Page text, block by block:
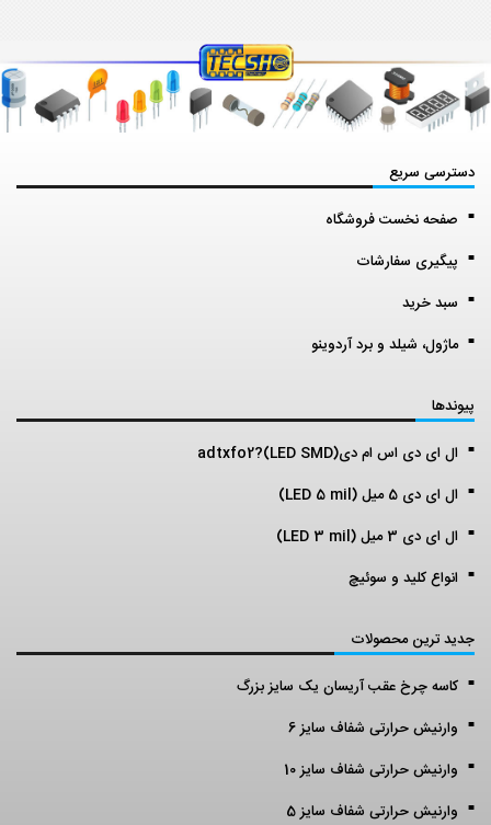
دسترسی سریع
صفحه نخست فروشگاه
پیگیری سفارشات
سبد خرید
ماژول، شیلد و برد آردوینو
پیوندها
ال ای دی اس ام دی(LED SMD)?adtxfo2
ال ای دی 5 میل (LED 5 mil)
ال ای دی 3 میل (LED 3 mil)
انواع کلید و سوئیچ
جدید ترین محصولات
کاسه چرخ عقب آریسان یک سایز بزرگ
وارنیش حرارتی شفاف سایز 6
وارنیش حرارتی شفاف سایز 10
وارنیش حرارتی شفاف سایز 5